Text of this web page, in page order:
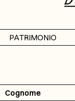
PATRIMONIO
Cognome